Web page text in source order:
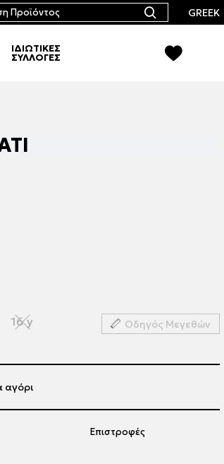
GREEK
ΙΔΙΩΤΙΚΕΣ
ΣΥΛΛΟΓΕΣ
16 y Οδηγός Μεγεθών
Επιστροφές
αγόρι